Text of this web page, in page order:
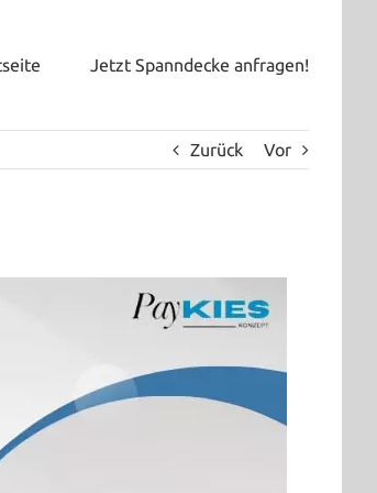
Jetzt Spanndecke anfragen!
Zurück Vor